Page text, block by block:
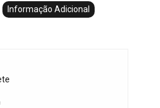
Informação Adicional